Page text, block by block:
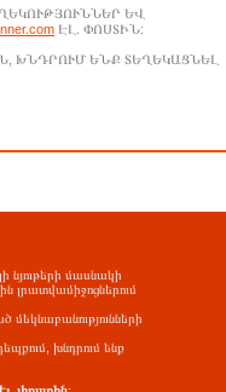
ԵՎ
ԷԼ. ՓՈՍՏԻՆ:
ԽՆԴՐՈՒՄ ԵՆՔ ՏԵՂԵԿԱՑՆԵԼ
նյութերի մասնակի
լրատվամիջոցներում
խնդրում ենք